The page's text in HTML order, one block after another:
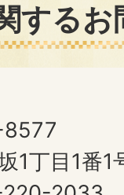
する
8577
1丁目1番1